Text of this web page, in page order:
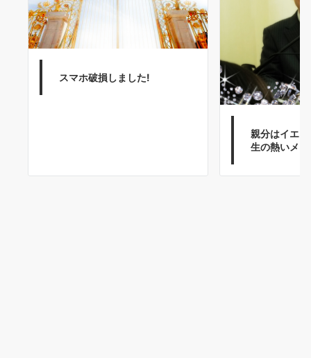
スマホ破損しました!
親分はイエ
生の熱いメ